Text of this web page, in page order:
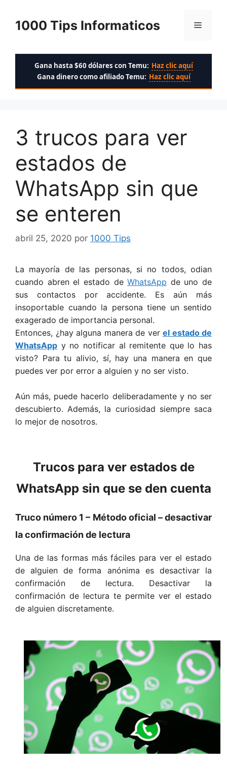
contenido
1000 Tips Informaticos Menú
Gana hasta $60 dólares con Temu: Haz clic aquí
Gana dinero como afiliado Temu: Haz clic aquí
3 trucos para ver
estados de
WhatsApp sin que
se enteren
abril 25, 2020 por 1000 Tips
La mayoría de las personas, si no todos, odian
cuando abren el estado deWhatsApp de uno de
sus contactos por accidente. Es aún más
insoportable cuando la persona tiene un sentido
exagerado de importancia personal.
Entonces, ¿hay alguna manera de ver el estado de
WhatsApp y no notificar al remitente que lo has
visto? Para tu alivio, sí, hay una manera en que
puedes ver por error a alguien y no ser visto.
Aún más, puede hacerlo deliberadamente y no ser
descubierto. Además, la curiosidad siempre saca
lo mejor de nosotros.
Trucos para ver estados de
WhatsApp sin que se den cuenta
Truco número 1 – Método oficial – desactivar
la confirmación de lectura
Una de las formas más fáciles para ver el estado
de alguien de forma anónima es desactivar la
confirmación de lectura. Desactivar la
confirmación de lectura te permite ver el estado
de alguien discretamente.